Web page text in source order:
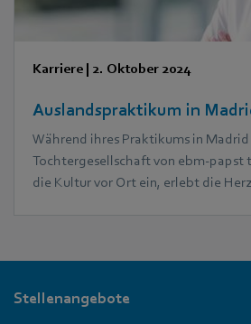
Karriere | 2. Oktober 2024
Auslandspraktikum in
Während ihres Praktikums in
Tochtergesellschaft von ebm‑papst
die Kultur vor Ort ein, erlebt die
Stellenangebote